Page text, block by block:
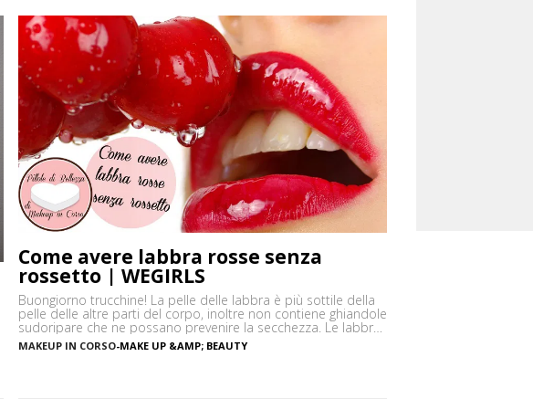
Come avere labbra rosse senza
rossetto | WEGIRLS
Buongiorno trucchine! La pelle delle labbra è più sottile della
pelle delle altre parti del corpo, inoltre non contiene ghiandole
sudoripare che ne possano prevenire la secchezza. Le labbra
sono sensibili alle aggressioni ambientali e spesso possono
diventare scure o sbiadite soprattutto a causa
MAKEUP IN CORSO-MAKE UP &AMP; BEAUTY